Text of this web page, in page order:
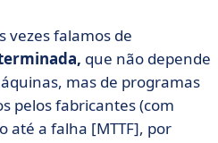
vezes falamos de
que não depende
mas de programas
pelos fabricantes (com
até a falha [MTTF], por